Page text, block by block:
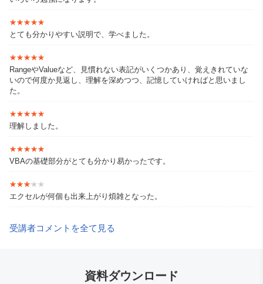
★★★★★
★★★★★
とても分かりやすい説明で、学べました。
★★★★★
★★★★★
RangeやValueなど、見慣れない表記がいくつかあり、覚えきれていな
いので何度か見返し、理解を深めつつ、記憶していければと思いまし
た。
★★★★★
★★★★★
理解しました。
★★★★★
★★★★★
VBAの基礎部分がとても分かり易かったです。
★★★★★
★★★★★
エクセルが何個も出来上がり煩雑となった。
受講者コメントを全て見る
資料ダウンロード